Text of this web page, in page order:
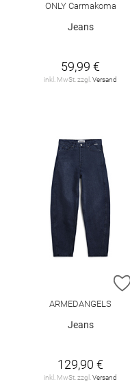
ONLY Carmakoma
Jeans
59,99 €
inkl. MwSt. zzgl. Versand
ARMEDANGELS
Jeans
129,90 €
inkl. MwSt. zzgl. Versand